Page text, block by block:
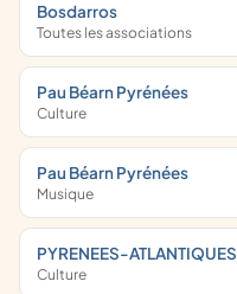
Bosdarros
Toutes les associations
Pau Béarn Pyrénées
Culture
Pau Béarn Pyrénées
Musique
PYRENEES-ATLANTIQUES
Culture